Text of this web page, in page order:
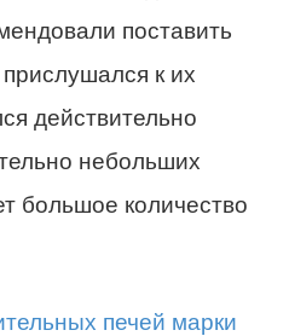
поставить
к их
действительно
небольших
большое количество